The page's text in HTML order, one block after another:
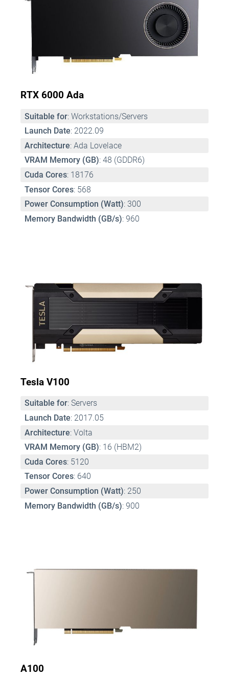
RTX 6000 Ada
Suitable for: Workstations/Servers
Launch Date: 2022.09
Architecture: Ada Lovelace
VRAM Memory (GB): 48 (GDDR6)
Cuda Cores: 18176
Tensor Cores: 568
Power Consumption (Watt): 300
Memory Bandwidth (GB/s): 960
Tesla V100
Suitable for: Servers
Launch Date: 2017.05
Architecture: Volta
VRAM Memory (GB): 16 (HBM2)
Cuda Cores: 5120
Tensor Cores: 640
Power Consumption (Watt): 250
Memory Bandwidth (GB/s): 900
A100